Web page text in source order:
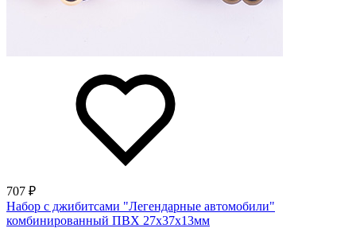
707 ₽
Набор с джибитсами "Легендарные автомобили"
комбинированный ПВХ 27х37х13мм